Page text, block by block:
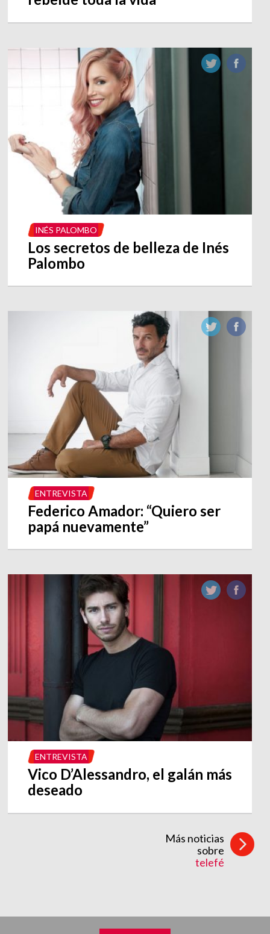
INÉS PALOMBO
Los secretos de belleza de Inés
Palombo
ENTREVISTA
Federico Amador: “Quiero ser
papá nuevamente”
ENTREVISTA
Vico D’Alessandro, el galán más
deseado
Más noticias
sobre
telefé